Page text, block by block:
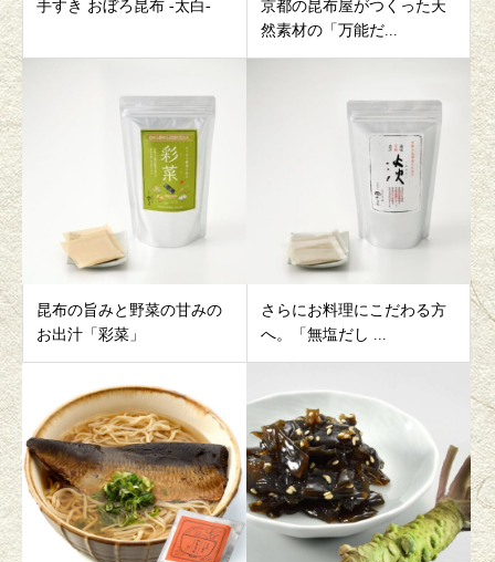
手すき おぼろ昆布 -太白-
京都の昆布屋がつくった天
然素材の「万能だ...
昆布の旨みと野菜の甘みの
お出汁「彩菜」
さらにお料理にこだわる方
へ。「無塩だし ...